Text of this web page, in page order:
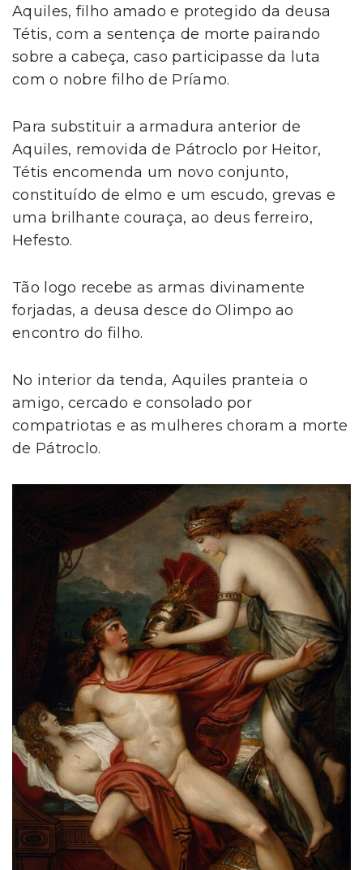
Aquiles, filho amado e protegido da deusa
Tétis, com a sentença de morte pairando
sobre a cabeça, caso participasse da luta
com o nobre filho de Príamo.
Para substituir a armadura anterior de
Aquiles, removida de Pátroclo por Heitor,
Tétis encomenda um novo conjunto,
constituído de elmo e um escudo, grevas e
uma brilhante couraça, ao deus ferreiro,
Hefesto.
Tão logo recebe as armas divinamente
forjadas, a deusa desce do Olimpo ao
encontro do filho.
No interior da tenda, Aquiles pranteia o
amigo, cercado e consolado por
compatriotas e as mulheres choram a morte
de Pátroclo.